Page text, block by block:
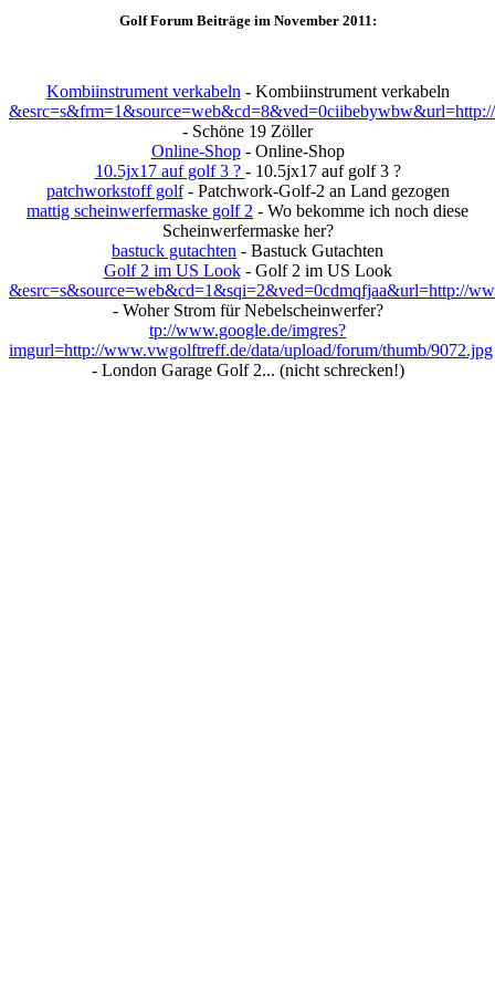
Golf Forum Beiträge im November 2011:
Kombiinstrument verkabeln - Kombiinstrument verkabeln
- Schöne 19 Zöller
Online-Shop- Online-Shop
10.5jx17 auf golf 3 ? - 10.5jx17 auf golf 3 ?
patchworkstoff golf- Patchwork-Golf-2 an Land gezogen
mattig scheinwerfermaske golf 2 - Wo bekomme ich noch diese
Scheinwerfermaske her?
bastuck gutachten - Bastuck Gutachten
Golf 2 im US Look- Golf 2 im US Look
&esrc=s&source=web&cd=1&sqi=2&ved=0cdmqfjaa&url=http://
- Woher Strom für Nebelscheinwerfer?
tp://www.google.de/imgres?
imgurl=http://www.vwgolftreff.de/data/upload/forum/thumb/9072.jpg
- London Garage Golf 2... (nicht schrecken!)